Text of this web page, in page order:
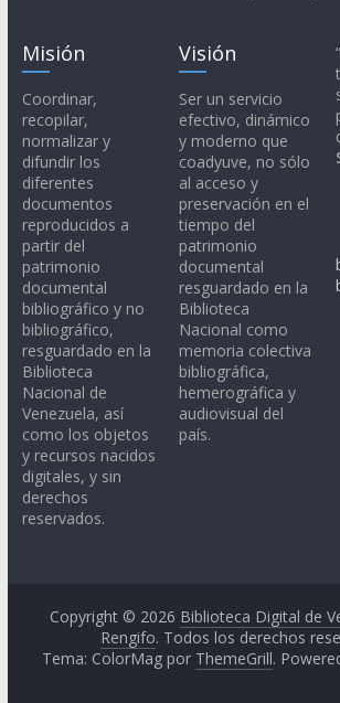
Misión
Coordinar,
recopilar,
normalizar y
difundir los
diferentes
documentos
reproducidos a
partir del
patrimonio
documental
bibliográfico y no
bibliográfico,
resguardado en la
Biblioteca
Nacional de
Venezuela, así
como los objetos
y recursos nacidos
digitales, y sin
derechos
reservados.
Visión
Ser un servicio
efectivo, dinámico
y moderno que
coadyuve, no sólo
al acceso y
preservación en el
tiempo del
patrimonio
documental
resguardado en la
Biblioteca
Nacional como
memoria colectiva
bibliográfica,
hemerográfica y
audiovisual del
país.
Copyright © 2026 Biblioteca Digital de
Rengifo. Todos los derechos
Tema: ColorMag por ThemeGrill.